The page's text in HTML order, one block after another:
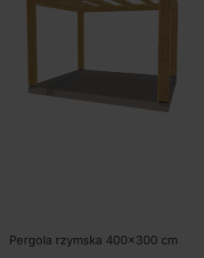
WYBIERZ OPCJE
Pergola rzymska 400×300 cm